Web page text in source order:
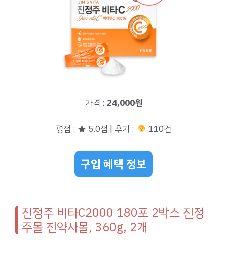
가격 : 24,000원
평점 : ★ 5.0점 | 후기 : 110건
구입 혜택 정보
진정주 비타C2000 180포 2박스 진정
주몰 진약사몰, 360g, 2개